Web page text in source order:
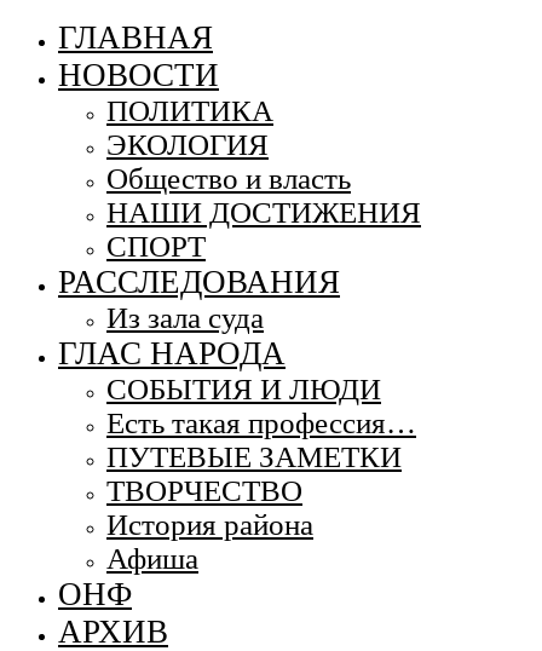
ГЛАВНАЯ
НОВОСТИ
ПОЛИТИКА
ЭКОЛОГИЯ
Общество и власть
НАШИ ДОСТИЖЕНИЯ
СПОРТ
РАССЛЕДОВАНИЯ
Из зала суда
ГЛАС НАРОДА
СОБЫТИЯ И ЛЮДИ
Есть такая профессия…
ПУТЕВЫЕ ЗАМЕТКИ
ТВОРЧЕСТВО
История района
Афиша
ОНФ
АРХИВ